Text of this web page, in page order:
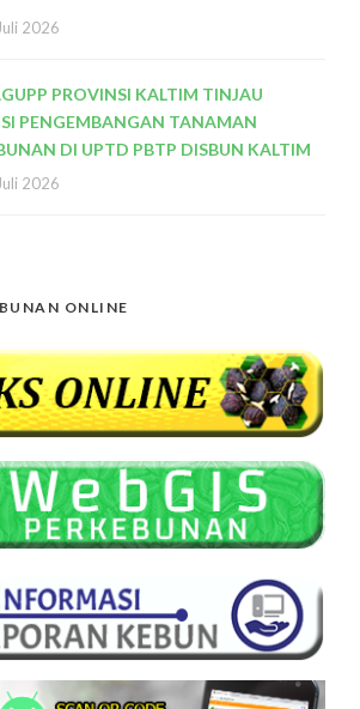
2026
PROVINSI KALTIM TINJAU
PENGEMBANGAN TANAMAN
DI UPTD PBTP DISBUN KALTIM
2026
ONLINE